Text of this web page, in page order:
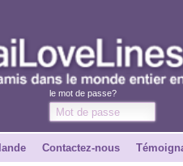
le mot de passe?
Contactez-nous